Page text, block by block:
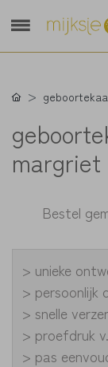
margriet
Bestel
> unieke
> persoonlijk
> snelle
> proefdruk
> pas